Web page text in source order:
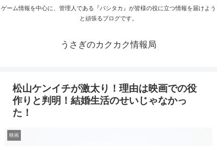
ゲーム情報を中心に、管理人である『バシタカ』が皆様の役に立つ情報を届けよう
と頑張るブログです。
うさぎのカクカク情報局
松山ケンイチが激太り！理由は映画での役
作りと判明！結婚生活のせいじゃなかっ
た！
映画